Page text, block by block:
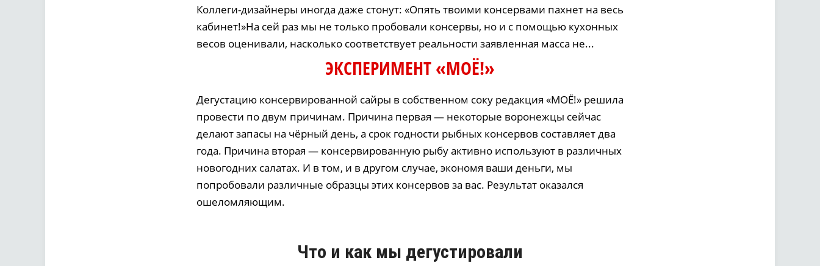
Коллеги-дизайнеры иногда даже стонут: «Опять твоими консервами пахнет на весь
кабинет!»На сей раз мы не только пробовали консервы, но и с помощью кухонных
весов оценивали, насколько соответствует реальности заявленная масса не...
ЭКСПЕРИМЕНТ «МОЁ!»
Дегустацию консервированной сайры в собственном соку редакция «МОЁ!» решила
провести по двум причинам. Причина первая — некоторые воронежцы сейчас
делают запасы на чёрный день, а срок годности рыбных консервов составляет два
года. Причина вторая — консервированную рыбу активно используют в различных
новогодних салатах. И в том, и в другом случае, экономя ваши деньги, мы
попробовали различные образцы этих консервов за вас. Результат оказался
ошеломляющим.
Что и как мы дегустировали